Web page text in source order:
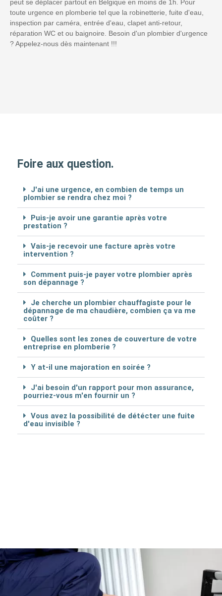
peut se déplacer partout en Belgique en moins de 1h. Pour
toute urgence en plomberie tel que la robinetterie, fuite d'eau,
inspection par caméra, entrée d'eau, clapet anti-retour,
réparation WC et ou baignoire. Besoin d'un plombier d'urgence
? Appelez-nous dès maintenant !!!
Foire aux question.
J'ai une urgence, en combien de temps un
plombier se rendra chez moi ?
Puis-je avoir une garantie après votre
prestation ?
Vais-je recevoir une facture après votre
intervention ?
Comment puis-je payer votre plombier après
son dépannage ?
Je cherche un plombier chauffagiste pour le
dépannage de ma chaudière, combien ça va me
coûter ?
Quelles sont les zones de couverture de votre
entreprise en plomberie ?
Y at-il une majoration en soirée ?
J'ai besoin d'un rapport pour mon assurance,
pourriez-vous m'en fournir un ?
Vous avez la possibilité de détécter une fuite
d'eau invisible ?